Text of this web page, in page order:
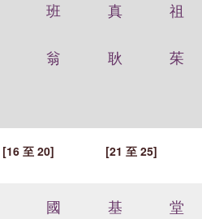
班 真 祖
翁 耿 茱
[16 至 20] [21 至 25]
國 基 堂